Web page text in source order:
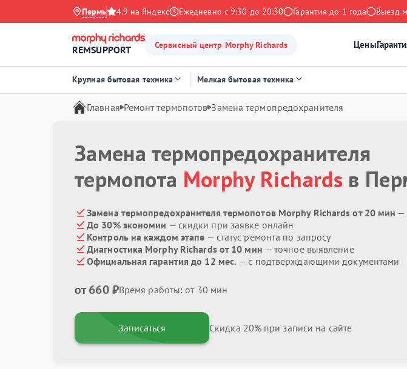
Пермь 4.9 на Яндекс Ежедневно с 9:30 до 20:30 Гарантия до 1 года Выезд
REMSUPPORT Сервисный центр Morphy Richards Цены
Крупная бытовая техника Мелкая бытовая техника
Главная Ремонт термопотов Замена термопредохранителя
Замена термопредохранителя
термопота Morphy Richards в
Замена термопредохранителя термопотов Morphy Richards от 20 мин —
До 30% экономии — скидки при заявке онлайн
Контроль на каждом этапе — статус ремонта по запросу
Диагностика Morphy Richards от 10 мин — точное выявление
Официальная гарантия до 12 мес. — с подтверждающими документами
от 660 ₽Время работы: от 30 мин
Записаться Скидка 20% при записи на сайте